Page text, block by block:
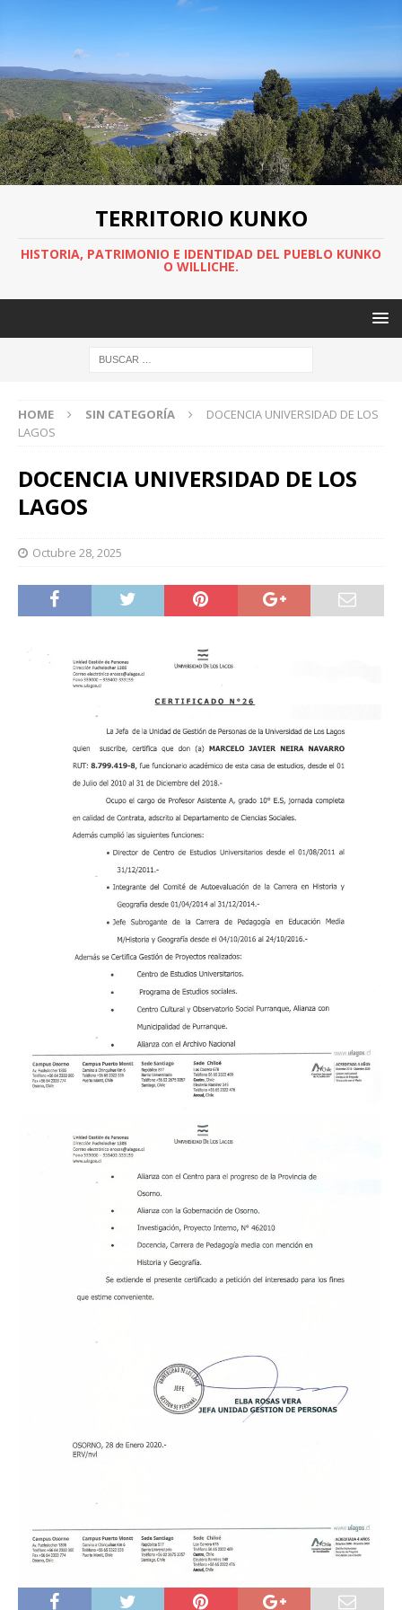
TERRITORIO KUNKO
HISTORIA, PATRIMONIO E IDENTIDAD DEL PUEBLO KUNKO
O WILLICHE.
HOME SIN CATEGORÍA
DOCENCIA UNIVERSIDAD DE LOS
LAGOS
DOCENCIA UNIVERSIDAD DE LOS
LAGOS
Octubre 28, 2025